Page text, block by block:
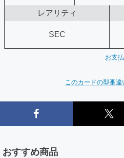
レアリティ
SEC
お支
このカードの型番違
おすすめ商品